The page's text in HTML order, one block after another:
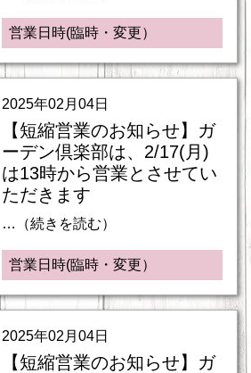
営業日時(臨時・変更）
2025年02月04日
【短縮営業のお知らせ】ガ
ーデン倶楽部は、2/17(月)
は13時から営業とさせてい
ただきます
…（続きを読む）
営業日時(臨時・変更）
2025年02月04日
【短縮営業のお知らせ】ガ